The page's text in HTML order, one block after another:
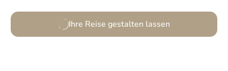
Ihre Reise gestalten lassen